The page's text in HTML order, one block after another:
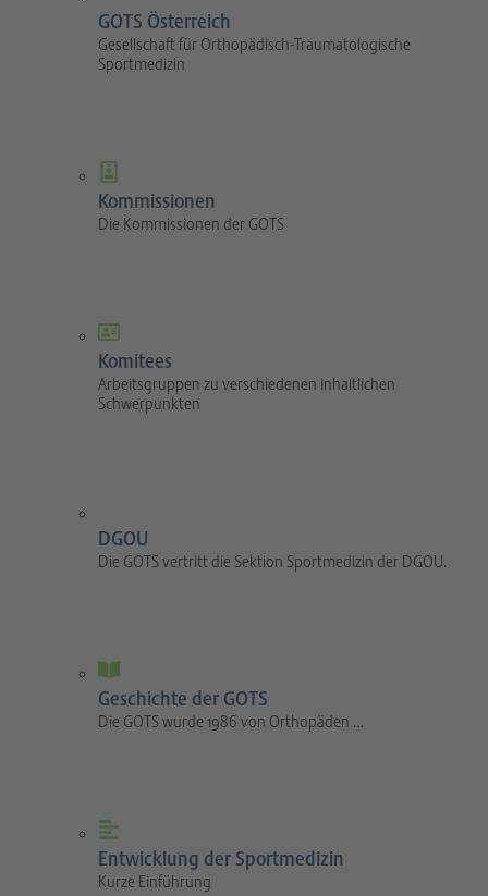
GOTS Österreich
Gesellschaft für Orthopädisch-Traumatologische
Sportmedizin
Kommissionen
Die Kommissionen der GOTS
Komitees
Arbeitsgruppen zu verschiedenen inhaltlichen
Schwerpunkten
DGOU
Die GOTS vertritt die Sektion Sportmedizin der DGOU.
Geschichte der GOTS
Die GOTS wurde 1986 von Orthopäden …
Entwicklung der Sportmedizin
Kurze Einführung